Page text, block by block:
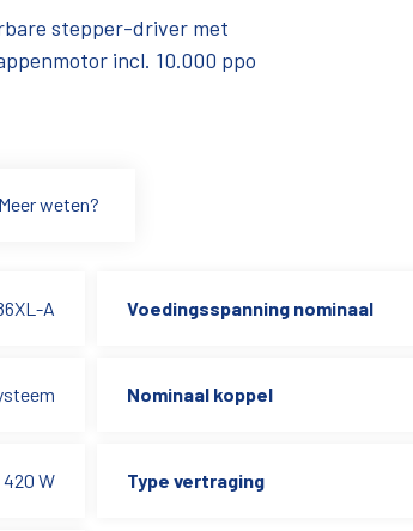
stepper-driver met
incl. 10.000 ppo
Meer weten?
A Voedingsspanning nominaal
Nominaal koppel
420 W Type vertraging